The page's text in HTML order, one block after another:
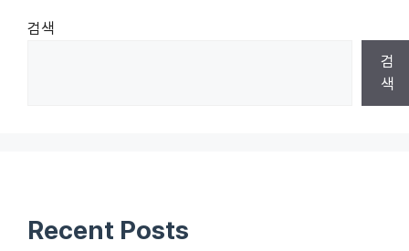
검색
검
색
Recent Posts